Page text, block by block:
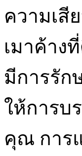
ความเสี
เมาค้าง
มีการรัก
ให้การบ
คุณ การ